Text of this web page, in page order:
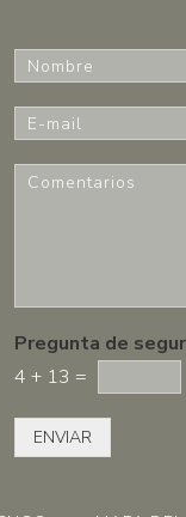
o
m
-
m
r
o
s
Pregunta de
4 + 13 =
ENVIAR